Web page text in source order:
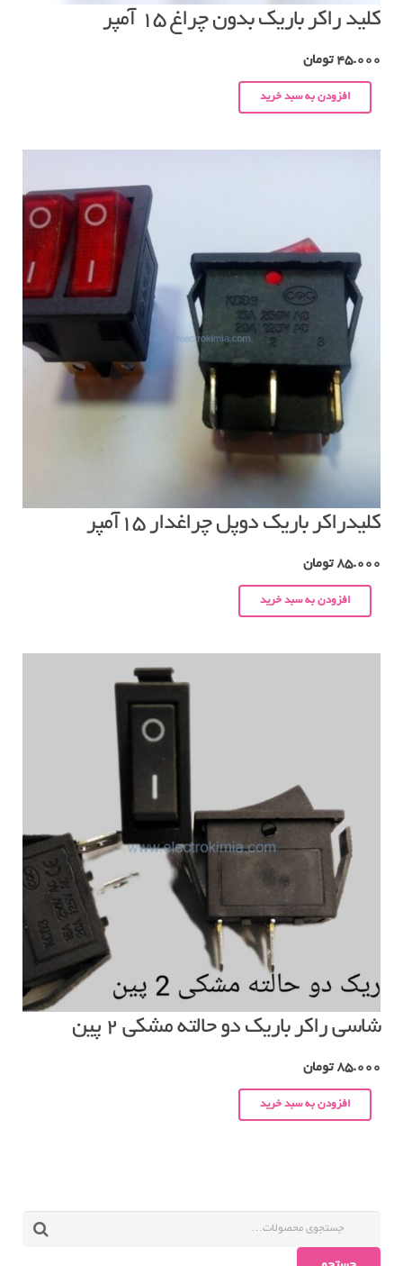
کلید راکر باریک بدون چراغ ۱۵ آمپر
45.000 تومان
افزودن به سبد خرید
کلیدراکر باریک دوپل چراغدار ۱۵آمپر
85.000 تومان
افزودن به سبد خرید
شاسی راکر باریک دو حالته مشکی ۲ پین
85.000 تومان
افزودن به سبد خرید